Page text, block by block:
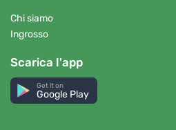
Chi siamo
Ingrosso
Scarica l'app
Get it on
Google Play